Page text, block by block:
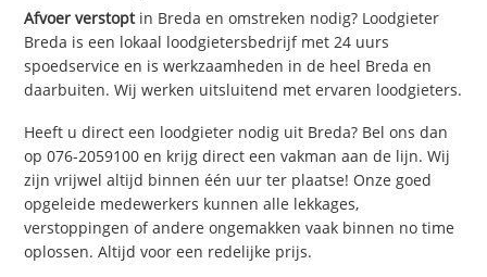
Afvoer verstoptin Breda en omstreken nodig? Loodgieter
Breda is een lokaal loodgietersbedrijf met 24 uurs
spoedservice en is werkzaamheden in de heel Breda en
daarbuiten. Wij werken uitsluitend met ervaren loodgieters.
Heeft u direct een loodgieter nodig uit Breda? Bel ons dan
op 076-2059100 en krijg direct een vakman aan de lijn. Wij
zijn vrijwel altijd binnen één uur ter plaatse! Onze goed
opgeleide medewerkers kunnen alle lekkages,
verstoppingen of andere ongemakken vaak binnen no time
oplossen. Altijd voor een redelijke prijs.